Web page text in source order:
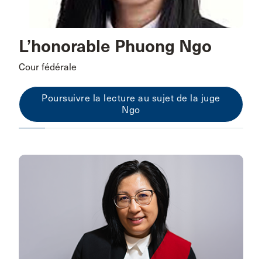
L’honorable Phuong Ngo
Cour fédérale
Poursuivre la lecture au sujet de la juge
Ngo